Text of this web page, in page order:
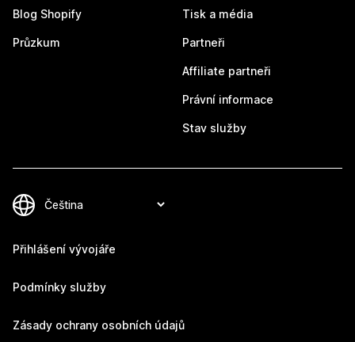
Blog Shopify
Průzkum
Tisk a média
Partneři
Affiliate partneři
Právní informace
Stav služby
Přihlášení vývojáře
Podmínky služby
Zásady ochrany osobních údajů